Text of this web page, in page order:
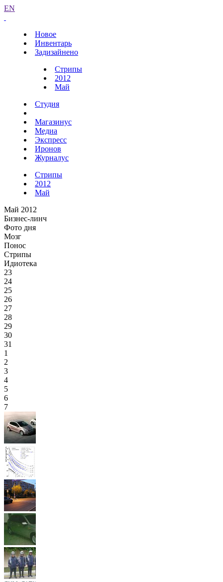
EN
Новое
Инвентарь
Задизайнено
Стрипы
2012
Май
Студия
Магазинус
Медиа
Экспресс
Иронов
Журналус
Стрипы
2012
Май
Май 2012
Бизнес-линч
Фото дня
Мозг
Понос
Стрипы
Идиотека
23
24
25
26
27
28
29
30
31
1
2
3
4
5
6
7